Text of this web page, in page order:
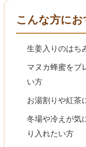
こんな方に
生姜入りのはち
マヌカ蜂蜜をブ
い方
お湯割りや紅茶
冬場や冷えが気
り入れたい方